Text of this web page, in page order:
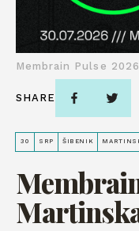
30 SRP ŠIBENIK
Membrain Pulse
SHARE